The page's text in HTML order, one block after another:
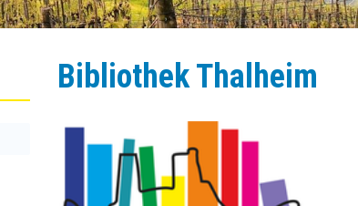
Bibliothek Thalheim